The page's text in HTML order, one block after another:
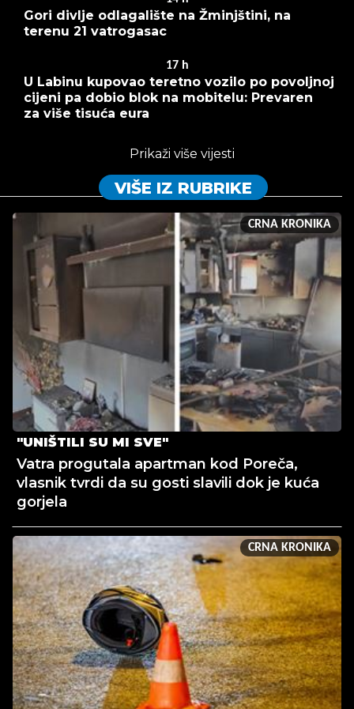
Gori divlje odlagalište na Žminjštini, na
terenu 21 vatrogasac
17 h
U Labinu kupovao teretno vozilo po povoljnoj
cijeni pa dobio blok na mobitelu: Prevaren
za više tisuća eura
Prikaži više vijesti
VIŠE IZ RUBRIKE
CRNA KRONIKA
"UNIŠTILI SU MI SVE"
Vatra progutala apartman kod Poreča,
vlasnik tvrdi da su gosti slavili dok je kuća
gorjela
CRNA KRONIKA